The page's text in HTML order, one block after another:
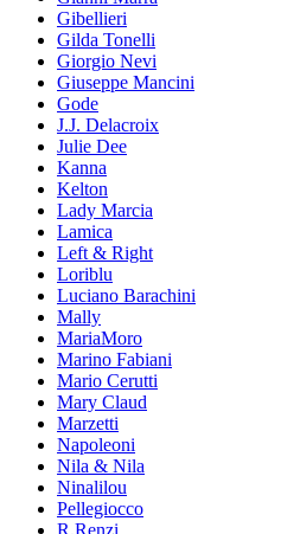
Gibellieri
Gilda Tonelli
Giorgio Nevi
Giuseppe Mancini
Gode
J.J. Delacroix
Julie Dee
Kanna
Kelton
Lady Marcia
Lamica
Left & Right
Loriblu
Luciano Barachini
Mally
MariaMoro
Marino Fabiani
Mario Cerutti
Mary Claud
Marzetti
Napoleoni
Nila & Nila
Ninalilou
Pellegiocco
R.Renzi